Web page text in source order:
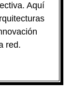
Aquí
red.